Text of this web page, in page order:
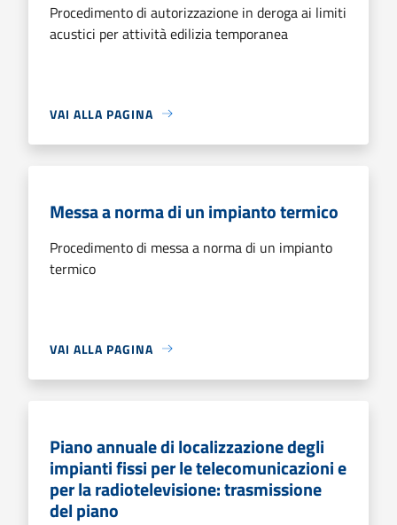
Procedimento di autorizzazione in deroga ai limiti
acustici per attività edilizia temporanea
VAI ALLA PAGINA
Messa a norma di un impianto termico
Procedimento di messa a norma di un impianto
termico
VAI ALLA PAGINA
Piano annuale di localizzazione degli
impianti fissi per le telecomunicazioni e
per la radiotelevisione: trasmissione
del piano